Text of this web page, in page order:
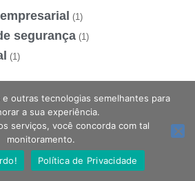
(1)
segurança (1)
(1)
(1)
Federal
de contrato (1)
de contrato de trabalho
podemos te ajudar?
e outras tecnologias semelhantes para
a sua experiência.
serviços, você concorda com tal
monitoramento.
Política de Privacidade